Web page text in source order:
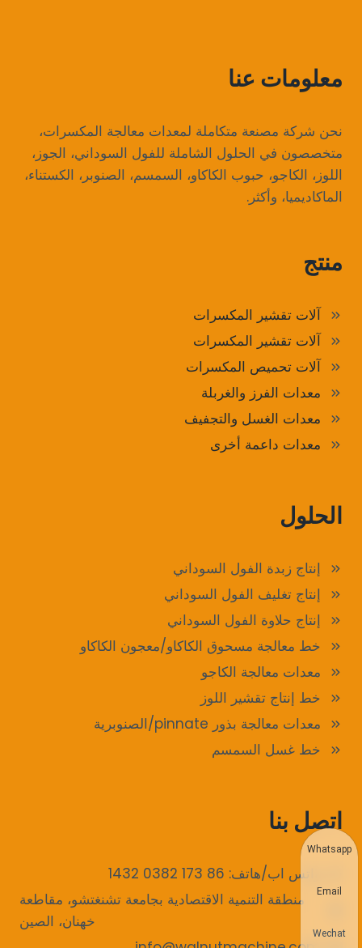
معلومات عنا
نحن شركة مصنعة متكاملة لمعدات معالجة المكسرات،
متخصصون في الحلول الشاملة للفول السوداني، الجوز،
اللوز، الكاجو، حبوب الكاكاو، السمسم، الصنوبر، الكستناء،
الماكاديميا، وأكثر.
منتج
آلات تقشير المكسرات
آلات تقشير المكسرات
آلات تحميص المكسرات
معدات الفرز والغربلة
معدات الغسل والتجفيف
معدات داعمة أخرى
الحلول
إنتاج زبدة الفول السوداني
إنتاج تغليف الفول السوداني
إنتاج حلاوة الفول السوداني
خط معالجة مسحوق الكاكاو/معجون الكاكاو
معدات معالجة الكاجو
خط إنتاج تقشير اللوز
معدات معالجة بذور pinnate/الصنوبرية
خط غسل السمسم
اتصل بنا
واتس اب/هاتف: 86 173 0382 1432
منطقة التنمية الاقتصادية بجامعة تشنغتشو، مقاطعة
خهنان، الصين
Whatsapp
Email
Wechat